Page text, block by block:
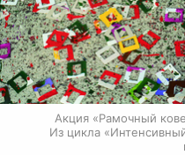
Акция «Рамочный
Из цикла